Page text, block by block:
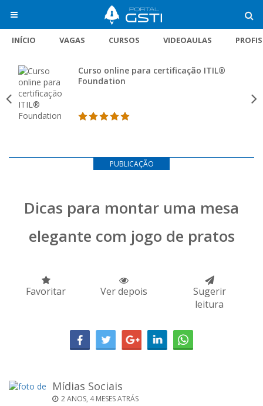
INÍCIO VAGAS CURSOS VIDEOAULAS
Curso online para certificação ITIL®
Foundation
PUBLICAÇÃO
Dicas para montar uma mesa
elegante com jogo de pratos
Favoritar Ver depois
Sugerir
leitura
Mídias Sociais
2 ANOS, 4 MESES ATRÁS